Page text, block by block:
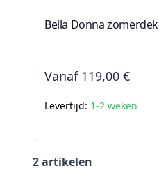
Bella Donna
Vanaf 119,00 €
Levertijd: 1-2 weken
2 artikelen